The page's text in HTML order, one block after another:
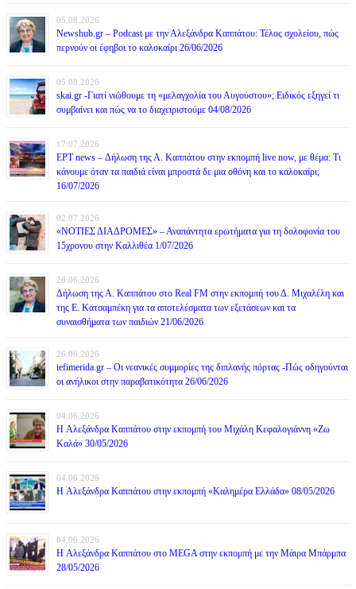
05.08.2026
Newshub.gr – Podcast με την Αλεξάνδρα Καππάτου: Τέλος σχολείου, πώς
περνούν οι έφηβοι το καλοκαίρι 26/06/2026
05.08.2026
skai.gr -Γιατί νιώθουμε τη «μελαγχολία του Αυγούστου»; Ειδικός εξηγεί τι
συμβαίνει και πώς να το διαχειριστούμε 04/08/2026
17.07.2026
ΕΡΤ news – Δήλωση της Α. Καππάτου στην εκπομπή live now, με θέμα: Τι
κάνουμε όταν τα παιδιά είναι μπροστά δε μια οθόνη και το καλοκαίρι;
16/07/2026
02.07.2026
«ΝΟΤΙΕΣ ΔΙΑΔΡΟΜΕΣ» – Αναπάντητα ερωτήματα για τη δολοφονία του
15χρονου στην Καλλιθέα 1/07/2026
26.06.2026
Δήλωση της Α. Καππάτου στο Real FM στην εκπομπή του Δ. Μιχαλέλη και
της Ε. Κατσαμπέκη για τα αποτελέσματα των εξετάσεων και τα
συναισθήματα των παιδιών 21/06/2026
26.06.2026
iefimerida.gr – Οι νεανικές συμμορίες της διπλανής πόρτας -Πώς οδηγούνται
οι ανήλικοι στην παραβατικότητα 26/06/2026
04.06.2026
H Αλεξάνδρα Καππάτου στην εκπομπή του Μιχάλη Κεφαλογιάννη «Ζω
Καλά» 30/05/2026
04.06.2026
H Αλεξάνδρα Καππάτου στην εκπομπή «Καλημέρα Ελλάδα» 08/05/2026
04.06.2026
H Αλεξάνδρα Καππάτου στο MEGA στην εκπομπή με την Μάιρα Mπάρμπα
28/05/2026